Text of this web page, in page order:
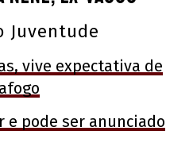
Juventude
vive expectativa de
e pode ser anunciado